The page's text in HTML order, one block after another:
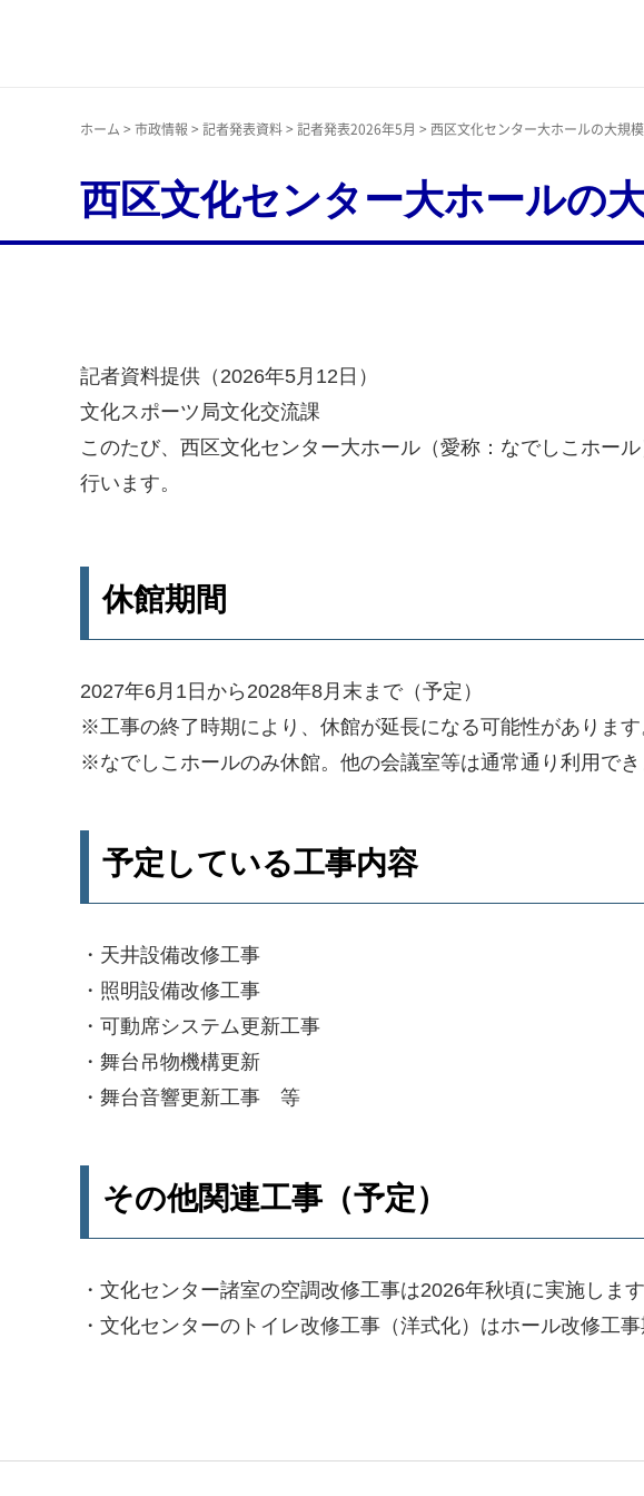
ホーム > 市政情報 > 記者発表資料> 記者発表2026年5月 > 西区文化センター大ホールの大規
西区文化センター大ホールの
記者資料提供（2026年5月12日）
文化スポーツ局文化交流課
このたび、西区文化センター大ホール（愛称：なでしこホー
行います。
休館期間
2027年6月1日から2028年8月末まで（予定）
※工事の終了時期により、休館が延長になる可能性があります
※なでしこホールのみ休館。他の会議室等は通常通り利用でき
予定している工事内容
・天井設備改修工事
・照明設備改修工事
・可動席システム更新工事
・舞台吊物機構更新
・舞台音響更新工事 等
その他関連工事（予定）
・文化センター諸室の空調改修工事は2026年秋頃に実施します
・文化センターのトイレ改修工事（洋式化）はホール改修工事